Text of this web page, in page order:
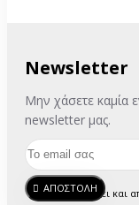
Newsletter
Μην χάσετε καμία
newsletter μας.
ΑΠΟΣΤΟΛΗ
Έχω διαβάσει και